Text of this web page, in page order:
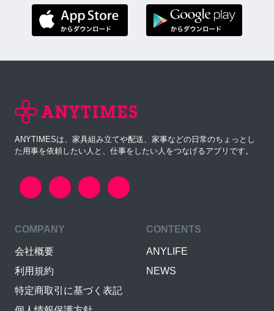
ANYTIMESは、家具組み立てや配送、家事などの日常のちょっとし
た用事を依頼したい人と、仕事をしたい人をつなげるアプリです。
COMPANY
会社概要
利用規約
特定商取引に基づく表記
CONTENTS
ANYLIFE
NEWS